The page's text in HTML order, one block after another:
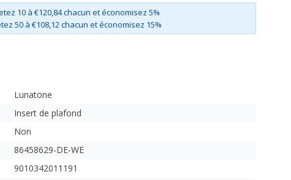
10 à €120,84 chacun et économisez 5%
50 à €108,12 chacun et économisez 15%
Lunatone
Insert de plafond
Non
86458629-DE-WE
9010342011191